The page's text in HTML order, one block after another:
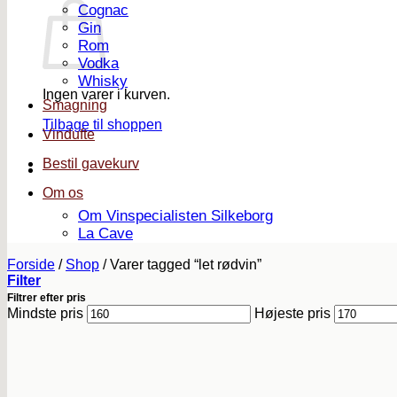
Ingen varer i kurven.
Tilbage til shoppen
Cognac
Gin
Rom
Vodka
Whisky
Smagning
Vindufte
Bestil gavekurv
Om os
Om Vinspecialisten Silkeborg
La Cave
Forside / Shop /Varer tagged “let rødvin”
Filter
Filtrer efter pris
Mindste pris Højeste pris